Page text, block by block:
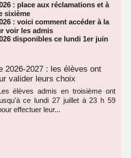
: place aux réclamations et à
sixième
: voici comment accéder à la
voir les admis
disponibles ce lundi 1er juin
2026-2027 : les élèves ont
valider leurs choix
élèves admis en troisième ont
ce lundi 27 juillet à 23 h 59
effectuer leur...